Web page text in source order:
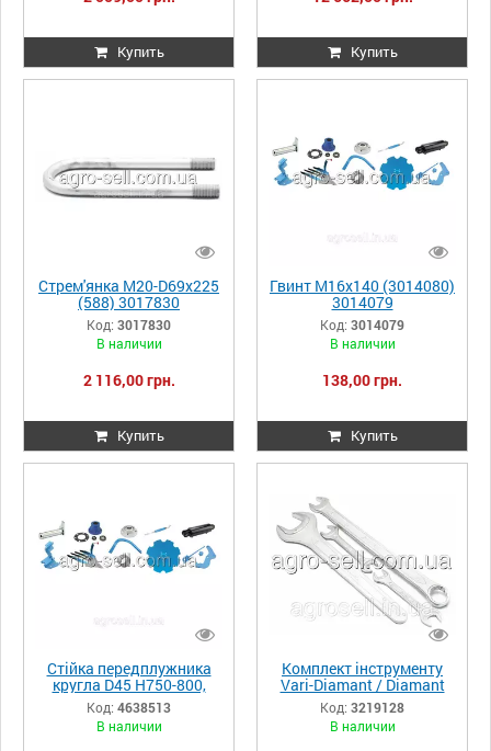
Купить Купить
Стрем'янка M20-D69x225
(588) 3017830
Код: 3017830
В наличии
2 116,00 грн.
Купить
Гвинт М16х140 (3014080)
3014079
Код: 3014079
В наличии
138,00 грн.
Купить
Стійка передплужника
кругла D45 H750-800,
4638513
Код: 4638513
В наличии
Комплект інструменту
Vari-Diamant / Diamant
3219128
Код: 3219128
В наличии